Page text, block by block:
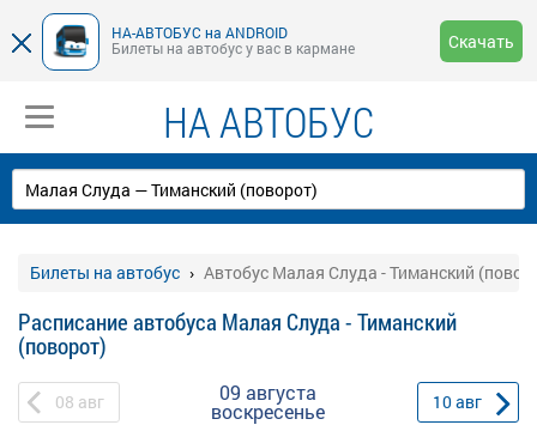
НА-АВТОБУС на ANDROID
Билеты на автобус у вас в кармане
Скачать
НА АВТОБУС
Билеты на автобус Автобус Малая Слуда - Тиманский
Расписание автобуса Малая Слуда - Тиманский
(поворот)
08 авг 09 августа
воскресенье 10авг